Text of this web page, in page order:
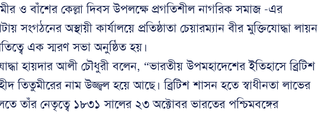
ও বাঁশের কেল্লা দিবস উপলক্ষে প্রগতিশীল নাগরিক সমাজ -এর
অস্থায়ী কার্যালয়ে প্রতিষ্ঠাতা চেয়ারম্যান বীর মুক্তিযোদ্ধা লায়ন
এক স্মরণ সভা অনুষ্ঠিত হয়।
হায়দার আলী চৌধুরী বলেন, “ভারতীয় উপমহাদেশের ইতিহাসে ব্রিটিশ
তিতুমীরের নাম উজ্জ্বল হয়ে আছে। ব্রিটিশ শাসন হতে স্বাধীনতা লাভের
তাঁর নেতৃত্বে ১৮৩১ সালের ২৩ অক্টোবর ভারতের পশ্চিমবঙ্গের